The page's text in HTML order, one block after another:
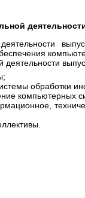
обработки
компьютерных